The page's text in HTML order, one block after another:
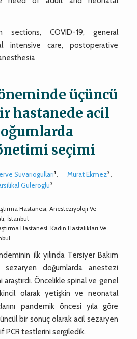
sections, COVID-19, general
intensive care, postoperative
üçüncü
hastanede acil
seçimi
Suvariogulları1, Murat Ekmez2,
Guleroglu2
Hastanesi, Anesteziyoloji Ve
İstanbul
Hastanesi, Kadın Hastalıkları Ve
ilk yılında Tersiyer Bakım
sezaryen doğumlarda anestezi
Öncelikle spinal ve genel
olarak yetişkin ve neonatal
pandemik öncesi yıla göre
bir sonuç olarak acil sezaryen
testlerini sergiledik.